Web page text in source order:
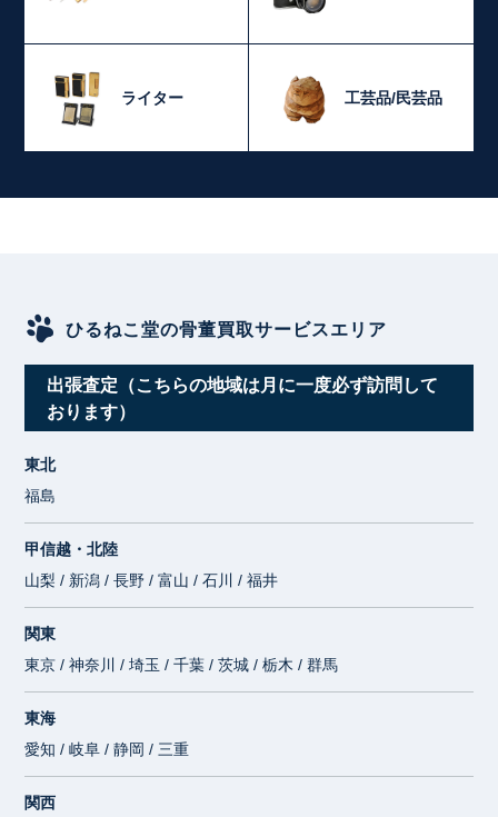
ライター 工芸品/民芸品
ひるねこ堂の骨董買取サービスエリア
出張査定（こちらの地域は月に一度必ず訪問して
おります）
東北
福島
甲信越・北陸
山梨 / 新潟 / 長野 / 富山 / 石川 / 福井
関東
東京 / 神奈川 / 埼玉 / 千葉 / 茨城 / 栃木 / 群馬
東海
愛知 / 岐阜 / 静岡 / 三重
関西